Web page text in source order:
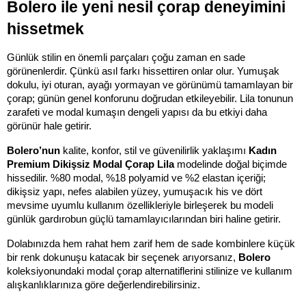
Bolero ile yeni nesil çorap deneyimini
hissetmek
Günlük stilin en önemli parçaları çoğu zaman en sade
görünenlerdir. Çünkü asıl farkı hissettiren onlar olur. Yumuşak
dokulu, iyi oturan, ayağı yormayan ve görünümü tamamlayan bir
çorap; günün genel konforunu doğrudan etkileyebilir. Lila tonunun
zarafeti ve modal kumaşın dengeli yapısı da bu etkiyi daha
görünür hale getirir.
Bolero’nun kalite, konfor, stil ve güvenilirlik yaklaşımı Kadın
Premium Dikişsiz Modal Çorap Lila modelinde doğal biçimde
hissedilir. %80 modal, %18 polyamid ve %2 elastan içeriği;
dikişsiz yapı, nefes alabilen yüzey, yumuşacık his ve dört
mevsime uyumlu kullanım özellikleriyle birleşerek bu modeli
günlük gardırobun güçlü tamamlayıcılarından biri haline getirir.
Dolabınızda hem rahat hem zarif hem de sade kombinlere küçük
bir renk dokunuşu katacak bir seçenek arıyorsanız,
koleksiyonundaki modal çorap alternatiflerini stilinize ve kullanım
alışkanlıklarınıza göre değerlendirebilirsiniz.